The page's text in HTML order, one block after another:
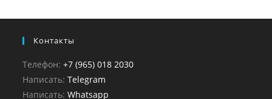
Контакты
Телефон:+7 (965) 018 2030
Написать:Telegram
Написать:Whatsapp